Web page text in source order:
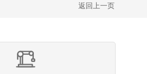
返回上一页